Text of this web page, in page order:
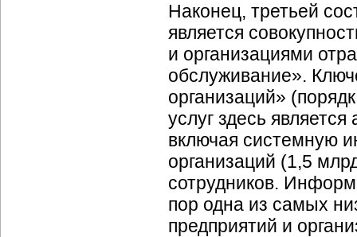
Наконец, третьей
является
и организациями
обслуживание».
организаций»
услуг здесь
включая системную
организаций (1,5
сотрудников.
пор одна из самых
предприятий и